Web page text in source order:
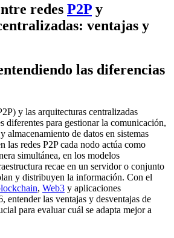
redes P2P y
ventajas y
las diferencias
y las arquitecturas centralizadas
diferentes para gestionar la comunicación,
almacenamiento de datos en sistemas
las redes P2P cada nodo actúa como
simultánea, en los modelos
recae en un servidor o conjunto
y distribuyen la información. Con el
, Web3 y aplicaciones
entender las ventajas y desventajas de
para evaluar cuál se adapta mejor a